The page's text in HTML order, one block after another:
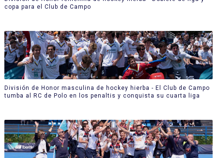
copa para el Club de Campo
División de Honor masculina de hockey hierba - El Club de Campo
tumba al RC de Polo en los penaltis y conquista su cuarta liga